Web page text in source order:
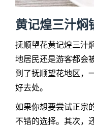
黄记煌三汁焖
抚顺望花黄记煌三汁
地居民还是游客都会
到了抚顺望花地区，
好去处。
如果你想要尝试正宗
不错的选择。其次，